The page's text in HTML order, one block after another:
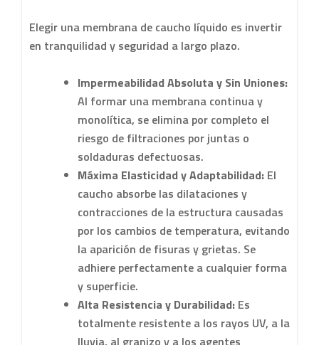
Elegir una membrana de caucho líquido es invertir
en tranquilidad y seguridad a largo plazo.
Impermeabilidad Absoluta y Sin Uniones:
Al formar una membrana continua y
monolítica, se elimina por completo el
riesgo de filtraciones por juntas o
soldaduras defectuosas.
Máxima Elasticidad y Adaptabilidad: El
caucho absorbe las dilataciones y
contracciones de la estructura causadas
por los cambios de temperatura, evitando
la aparición de fisuras y grietas. Se
adhiere perfectamente a cualquier forma
y superficie.
Alta Resistencia y Durabilidad: Es
totalmente resistente a los rayos UV, a la
lluvia, al granizo y a los agentes